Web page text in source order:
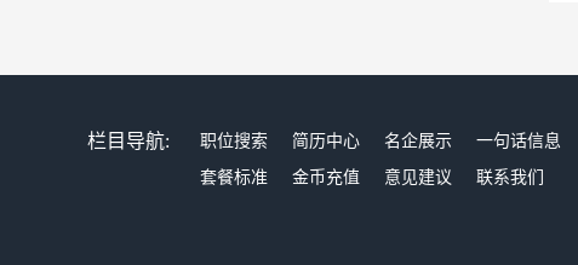
栏目导航: 职位搜索 简历中心 名企展示 一句话信息
套餐标准
金币充值 意见建议 联系我们